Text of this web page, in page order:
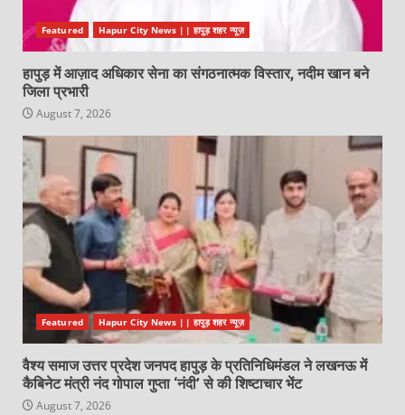
Featured Hapur City News || हापुड़ शहर न्यूज़
हापुड़ में आज़ाद अधिकार सेना का संगठनात्मक विस्तार, नदीम खान बने
जिला प्रभारी
August 7, 2026
Featured Hapur City News || हापुड़ शहर न्यूज़
वैश्य समाज उत्तर प्रदेश जनपद हापुड़ के प्रतिनिधिमंडल ने लखनऊ में
कैबिनेट मंत्री नंद गोपाल गुप्ता ‘नंदी’ से की शिष्टाचार भेंट
August 7, 2026